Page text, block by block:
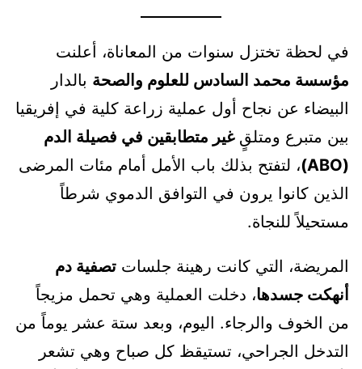
في لحظة تختزل سنوات من المعاناة، أعلنت
مؤسسة محمد السادس للعلوم والصحة بالدار
البيضاء عن نجاح أول عملية زراعة كلية في إفريقيا
بين متبرع ومتلقٍغير متطابقين في فصيلة الدم
(ABO)
، لتفتح بذلك باب الأمل أمام مئات المرضى
الذين كانوا يرون في التوافق الدموي شرطاً
مستحيلاً للنجاة.
المريضة، التي كانت رهينة جلسات تصفية دم
أنهكت جسدها، دخلت العملية وهي تحمل مزيجاً
من الخوف والرجاء. اليوم، وبعد ستة عشر يوماً من
التدخل الجراحي، تستيقظ كل صباح وهي تشعر